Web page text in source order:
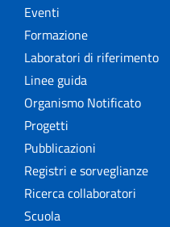
Eventi
Formazione
Laboratori di riferimento
Linee guida
Organismo Notificato
Progetti
Pubblicazioni
Registri e sorveglianze
Ricerca collaboratori
Scuola